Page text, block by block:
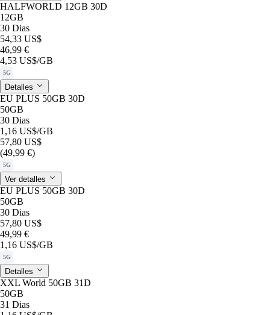
HALFWORLD 12GB 30D
12GB
30 Dias
54,33 US$
46,99 €
4,53 US$/GB
5G
Detalles
EU PLUS 50GB 30D
50GB
30 Dias
1,16 US$/GB
57,80 US$
(49,99 €)
5G
Ver detalles
EU PLUS 50GB 30D
50GB
30 Dias
57,80 US$
49,99 €
1,16 US$/GB
5G
Detalles
XXL World 50GB 31D
50GB
31 Dias